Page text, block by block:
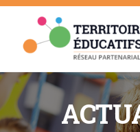
Skip
content